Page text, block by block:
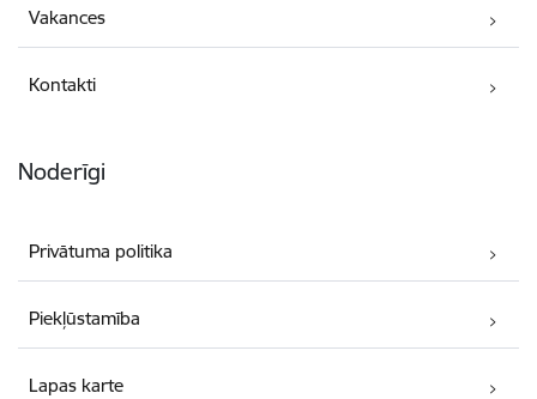
Vakances
Kontakti
Noderīgi
Privātuma politika
Piekļūstamība
Lapas karte